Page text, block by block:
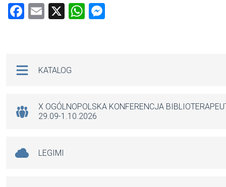
F
o
k
E
X
W
p
KATALOG
X OGÓLNOPOLSKA KONFERENCJA
29.09-1.10.2026
LEGIMI